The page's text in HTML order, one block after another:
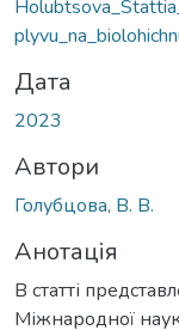
Дата
2023
Автори
Голубцова, В. В.
Анотація
В статті
Міжнародної